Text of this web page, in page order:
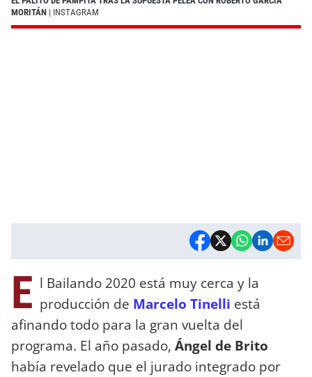
MORITÁN | INSTAGRAM
E l Bailando 2020 está muy cerca y la
producción de Marcelo Tinelli está
afinando todo para la gran vuelta del
programa. El año pasado, Ángel de Brito
había revelado que el jurado integrado por